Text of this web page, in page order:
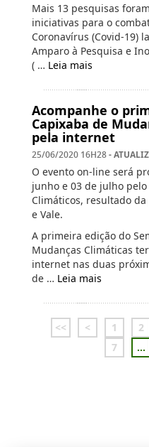
Mais 13 pesquisas
iniciativas para o
Coronavírus (Covid-19)
Amparo à Pesquisa e
( … Leia mais
Acompanhe o
Capixaba de
pela internet
25/06/2020 16H28-
O evento on-line será
junho e 03 de julho
Climáticos, resultado
e Vale.
A primeira edição do
Mudanças Climáticas
internet nas duas
de … Leia mais
<< < 1 2
7
...